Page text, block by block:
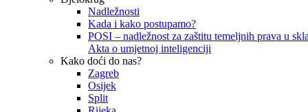
Nadležnosti
Kada i kako postupamo?
POSI – nadležnost za zaštitu temeljnih prava u
Akta o umjetnoj inteligenciji
Kako doći do nas?
Zagreb
Osijek
Split